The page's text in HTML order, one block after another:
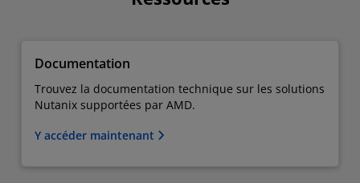
Documentation
Trouvez la documentation technique sur les solutions
Nutanix supportées par AMD.
Y accéder maintenant